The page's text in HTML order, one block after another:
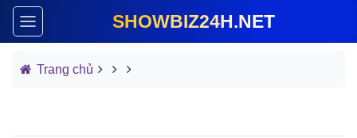
SHOWBIZ24H.NET
Trang chủ